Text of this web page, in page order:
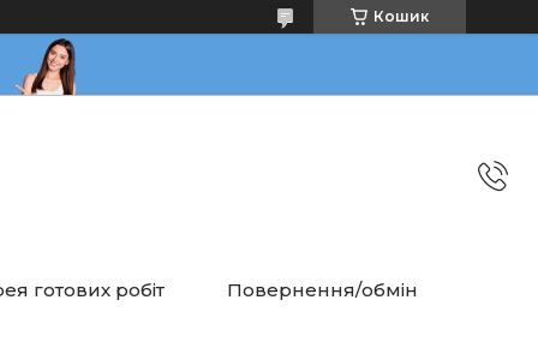
Кошик
готових робіт Повернення/обмін